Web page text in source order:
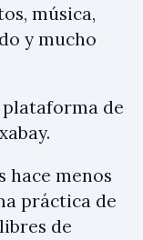
música,
y mucho
de
hace menos
práctica de
de